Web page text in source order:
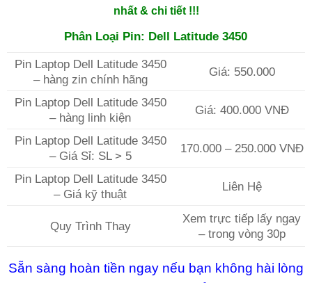
nhất & chi tiết !!!
Phân Loại Pin: Dell Latitude 3450
Pin Laptop Dell Latitude 3450
– hàng zin chính hãng
Giá: 550.000
Pin Laptop Dell Latitude 3450
– hàng linh kiện
Giá: 400.000 VNĐ
Pin Laptop Dell Latitude 3450
– Giá Sỉ: SL > 5
170.000 – 250.000 VNĐ
Pin Laptop Dell Latitude 3450
– Giá kỹ thuật
Liên Hệ
Quy Trình Thay
Xem trực tiếp lấy ngay
– trong vòng 30p
Sẵn sàng hoàn tiền ngay nếu bạn không hài lòng